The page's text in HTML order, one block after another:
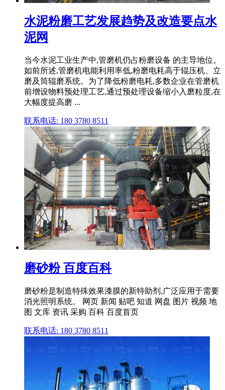
水泥粉磨工艺发展趋势及改造要点水
泥网
当今水泥工业生产中,管磨机仍占粉磨设备 的主导地位。
如前所述,管磨机电能利用率低,粉磨电耗高于辊压机、立
磨及筒辊磨系统。为了降低粉磨电耗,多数企业在管磨机
前增设物料预处理工艺,通过预处理设备缩小入磨粒度,在
大幅度提高磨 ...
联系电话: 180 3780 8511
磨砂粉 百度百科
磨砂粉是制造特殊效果漆膜的新特助剂,广泛应用于需要
消光照明系统。 网页 新闻 贴吧 知道 网盘 图片 视频 地
图 文库 资讯 采购 百科 百度首页
联系电话: 180 3780 8511